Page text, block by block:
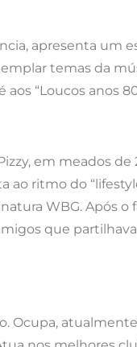
apresenta um
temas da
“Loucos anos
em meados de
ao ritmo do
WBG. Após
que
Ocupa,